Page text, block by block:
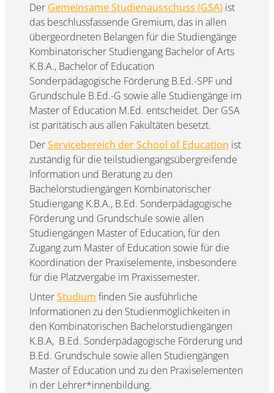
Der Gemeinsame Studienausschuss (GSA) ist
das beschlussfassende Gremium, das in allen
übergeordneten Belangen für die Studiengänge
Kombinatorischer Studiengang Bachelor of Arts
K.B.A., Bachelor of Education
Sonderpädagogische Förderung B.Ed.-SPF und
Grundschule B.Ed.-G sowie alle Studiengänge im
Master of Education M.Ed. entscheidet. Der GSA
ist paritätisch aus allen Fakultäten besetzt.
DerServicebereich der School of Education ist
zuständig für die teilstudiengangsübergreifende
Information und Beratung zu den
Bachelorstudiengängen Kombinatorischer
Studiengang K.B.A., B.Ed. Sonderpädagogische
Förderung und Grundschule sowie allen
Studiengängen Master of Education, für den
Zugang zum Master of Education sowie für die
Koordination der Praxiselemente, insbesondere
für die Platzvergabe im Praxissemester.
UnterStudium finden Sie ausführliche
Informationen zu den Studienmöglichkeiten in
den Kombinatorischen Bachelorstudiengängen
K.B.A, B.Ed. Sonderpädagogische Förderung und
B.Ed. Grundschule sowie allen Studiengängen
Master of Education und zu den Praxiselementen
in der Lehrer*innenbildung.